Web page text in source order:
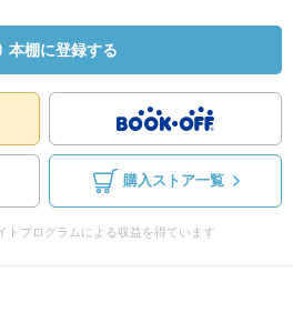
本棚に登録する
購入ストア一覧
トプログラムによる収益を得ています